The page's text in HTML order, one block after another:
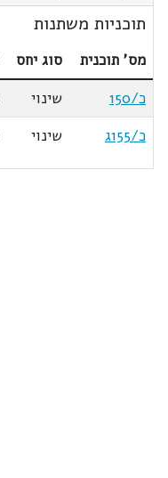
תוכניות משתנות
מס' תוכנית סוג יחס
כ/150
שינוי
כ/155ג
שינוי